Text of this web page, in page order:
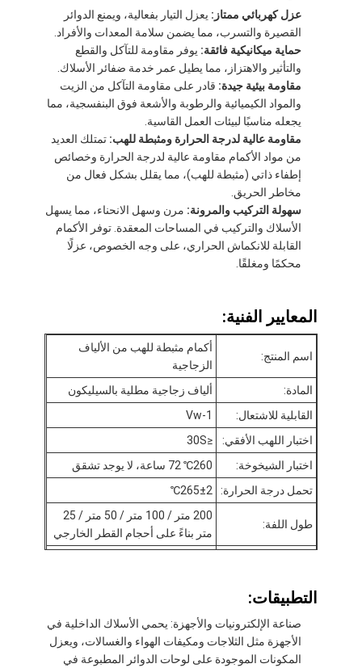
معلومات عنا
عزل كهربائي ممتاز: يعزل التيار بفعالية، ويمنع الدوائر
القصيرة والتسرب، مما يضمن سلامة المعدات والأفراد.
حماية ميكانيكية فائقة: يوفر مقاومة للتآكل والقطع
والتأثير والاهتزاز، مما يطيل عمر خدمة ضفائر الأسلاك.
مقاومة بيئية جيدة: قادر على مقاومة التآكل من الزيت
والمواد الكيميائية والرطوبة والأشعة فوق البنفسجية، مما
يجعله مناسبًا لبيئات العمل القاسية.
مقاومة عالية لدرجة الحرارة ومثبطة للهب: تمتلك العديد
من مواد الأكمام مقاومة عالية لدرجة الحرارة وخصائص
إطفاء ذاتي (مثبطة للهب)، مما يقلل بشكل فعال من
مخاطر الحريق.
سهولة التركيب والمرونة: مرن وسهل الانحناء، مما يسهل
الأسلاك والتركيب في المساحات المعقدة. توفر الأكمام
القابلة للانكماش الحراري، على وجه الخصوص، عزلًا
محكمًا ومغلقًا.
المعايير الفنية:
اسم المنتج:
أكمام مثبطة للهب من الألياف
الزجاجية
المادة:
ألياف زجاجية مطلية بالسيليكون
القابلية للاشتعال:
Vw-1
اختبار اللهب الأفقي:
≤30S
اختبار الشيخوخة:
260℃ 72 ساعة، لا يوجد تشقق
تحمل درجة الحرارة:
265±2℃
طول اللفة:
200 متر / 100 متر / 50 متر / 25
متر بناءً على أحجام القطر الخارجي
التطبيقات:
صناعة الإلكترونيات والأجهزة: يحمي الأسلاك الداخلية في
الأجهزة مثل الثلاجات ومكيفات الهواء والغسالات، ويعزل
المكونات الموجودة على لوحات الدوائر المطبوعة في